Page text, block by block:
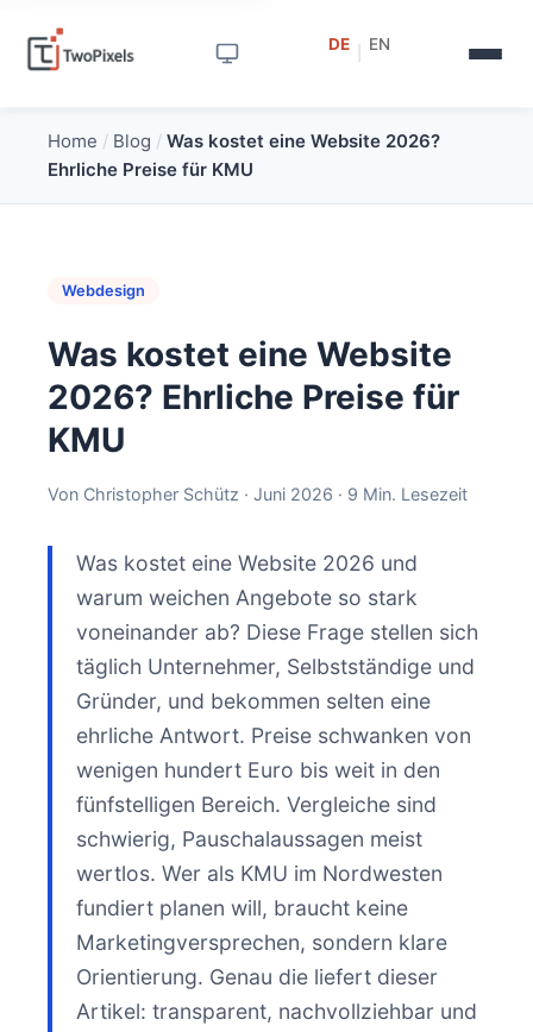
DE EN
Home / Blog / Was kostet eine Website 2026?
Ehrliche Preise für KMU
Webdesign
Was kostet eine Website
2026? Ehrliche Preise für
KMU
Von Christopher Schütz · Juni 2026 · 9 Min. Lesezeit
Was kostet eine Website 2026 und
warum weichen Angebote so stark
voneinander ab? Diese Frage stellen sich
täglich Unternehmer, Selbstständige und
Gründer, und bekommen selten eine
ehrliche Antwort. Preise schwanken von
wenigen hundert Euro bis weit in den
fünfstelligen Bereich. Vergleiche sind
schwierig, Pauschalaussagen meist
wertlos. Wer als KMU im Nordwesten
fundiert planen will, braucht keine
Marketingversprechen, sondern klare
Orientierung. Genau die liefert dieser
Artikel: transparent, nachvollziehbar und